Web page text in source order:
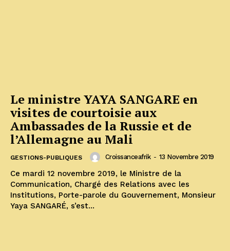
Le ministre YAYA SANGARE en
visites de courtoisie aux
Ambassades de la Russie et de
l’Allemagne au Mali
GESTIONS-PUBLIQUES Croissanceafrik - 13 Novembre 2019
Ce mardi 12 novembre 2019, le Ministre de la
Communication, Chargé des Relations avec les
Institutions, Porte-parole du Gouvernement, Monsieur
Yaya SANGARÉ, s’est...